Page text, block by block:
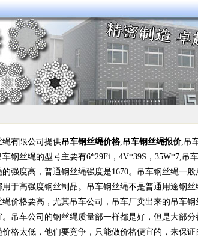
有限公司提供吊车钢丝绳价格,吊车钢丝绳报价,吊
钢丝绳的型号主要有6*29Fi，4V*39S，35W*7,吊
的强度高，普通钢丝绳强度是1670。吊车钢丝绳一
于高强度钢丝制品。吊车钢丝绳不是普通用途钢
价格要高，尤其吊车公司，吊车厂卖出来的吊车
吊车公司的钢丝绳质量部一样都是好，但是大部
格太低，他们要竞争，只能做价格便宜的，来保